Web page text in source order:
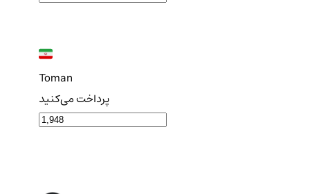
Toman
پرداخت می‌کنید